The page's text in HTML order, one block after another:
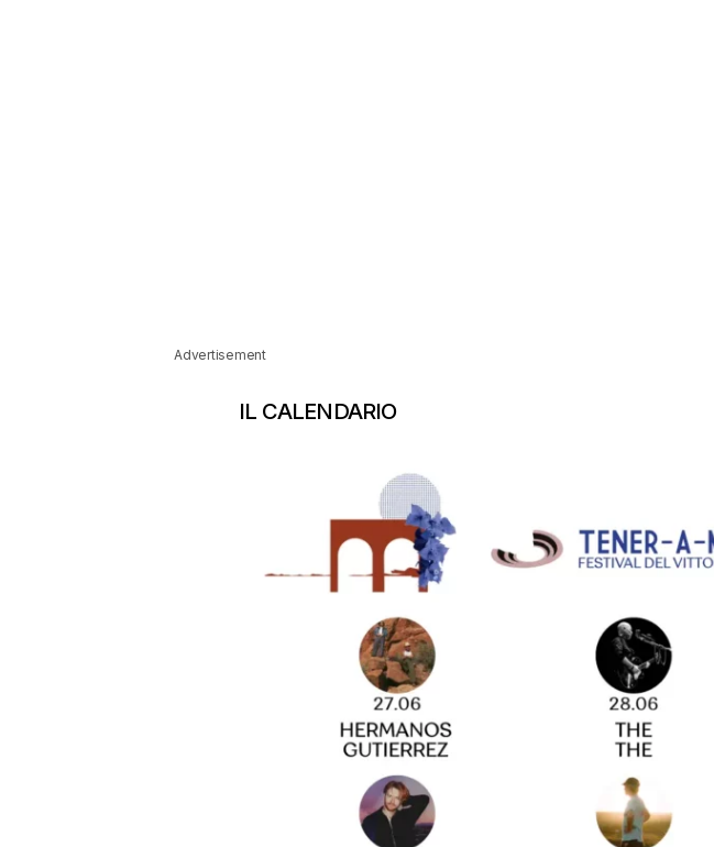
Advertisement
IL CALENDARIO